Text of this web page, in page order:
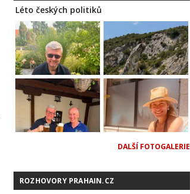
Léto českých politiků
DALŠÍ FOTOGALERIE
ROZHOVORY PRAHAIN.CZ